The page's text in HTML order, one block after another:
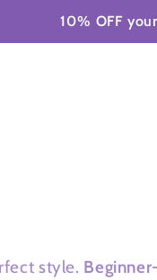
10% OFF
ALL
style.